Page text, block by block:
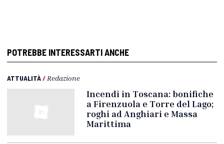
POTREBBE INTERESSARTI ANCHE
ATTUALITÀ/ Redazione
Incendi in Toscana: bonifiche
a Firenzuola e Torre del Lago;
roghi ad Anghiari e Massa
Marittima